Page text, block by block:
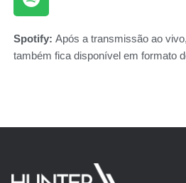
Spotify: Após a transmissão ao
também fica disponível em formato